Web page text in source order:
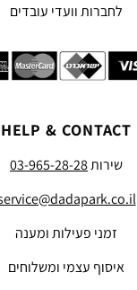
לחברות וועדי עובדים
HELP & CONTACT
שירות03-965-28-28
service@dadapark.co.il
זמני פעילות ומענה
איסוף עצמי ומשלוחים